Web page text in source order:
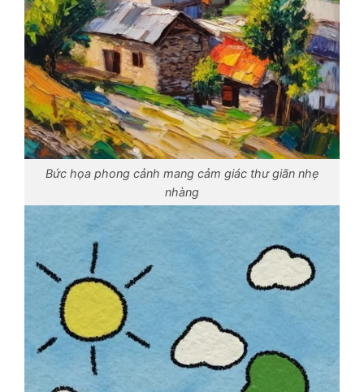
Bức họa phong cảnh mang cảm giác thư giãn nhẹ
nhàng